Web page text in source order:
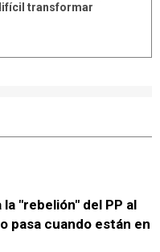
"rebelión" del PP al
pasa cuando están en
transformar